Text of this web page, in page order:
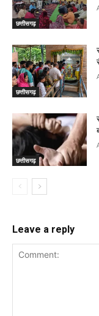
छत्तीसगढ़
छत्तीसगढ़
छत्तीसगढ़
Leave a reply